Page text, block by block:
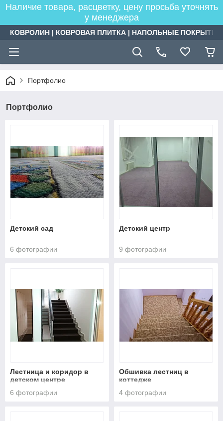
Наличие товара, расцветку, цену просьба уточнять
у менеджера
КОВРОЛИН | КОВРОВАЯ ПЛИТКА | НАПОЛЬНЫЕ
Портфолио
Портфолио
Детский сад
6 фотографии
Детский центр
9 фотографии
Лестница и коридор в
детском центре
6 фотографии
Обшивка лестниц в
коттедже
4 фотографии